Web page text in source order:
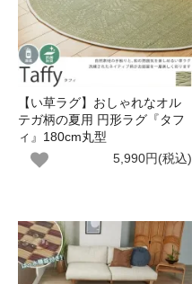
【い草ラグ】おしゃれなオル
テガ柄の夏用 円形ラグ『タフ
ィ』180cm丸型
5,990円(税込)